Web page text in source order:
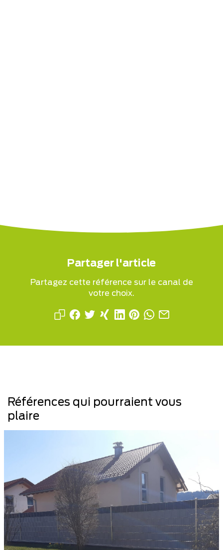
Partager l'article
Partagez cette référence sur le canal de
votre choix.
Références qui pourraient vous
plaire